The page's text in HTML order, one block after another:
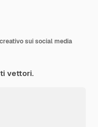
sui social media
vettori.